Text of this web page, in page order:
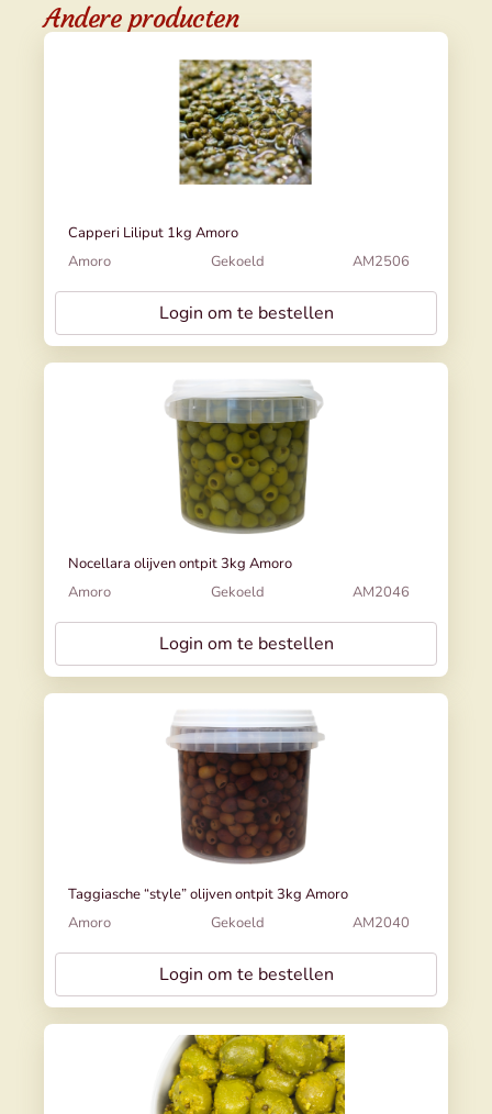
Andere producten
Capperi Liliput 1kg Amoro
Amoro
Gekoeld AM2506
Login om te bestellen
Nocellara olijven ontpit 3kg Amoro
Amoro
Gekoeld AM2046
Login om te bestellen
Taggiasche “style” olijven ontpit 3kg Amoro
Amoro
Gekoeld AM2040
Login om te bestellen